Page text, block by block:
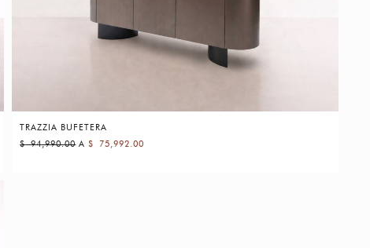
TRAZZIA BUFETERA
$94,990.00A$ 75,992.00